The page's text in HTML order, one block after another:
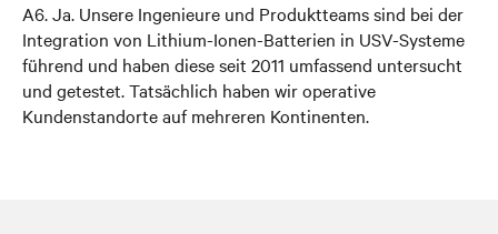
A6. Ja. Unsere Ingenieure und Produktteams sind bei der
Integration von Lithium-Ionen-Batterien in USV-Systeme
führend und haben diese seit 2011 umfassend untersucht
und getestet. Tatsächlich haben wir operative
Kundenstandorte auf mehreren Kontinenten.